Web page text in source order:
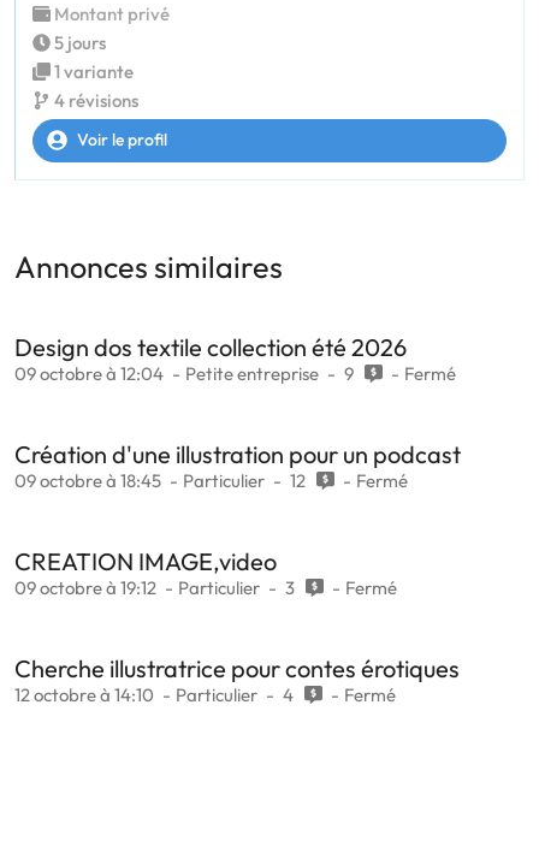
Montant privé
5 jours
1 variante
4 révisions
Voir le profil
Annonces similaires
Design dos textile collection été 2026
09 octobre à 12:04 Petite entreprise 9 Fermé
Création d'une illustration pour un podcast
09 octobre à 18:45 Particulier 12 Fermé
CREATION IMAGE,video
09 octobre à 19:12 Particulier 3 Fermé
Cherche illustratrice pour contes érotiques
12 octobre à 14:10 Particulier 4 Fermé